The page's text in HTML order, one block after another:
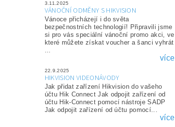
3.11.2025
VÁNOČNÍ ODMĚNY S HIKVISION
Vánoce přicházejí i do světa
bezpečnostních technologií! Připravili jsme
si pro vás speciální vánoční promo akci, ve
které můžete získat voucher a šanci vyhrát
...
více
22.9.2025
HIKVISION VIDEONÁVODY
Jak přidat zařízení Hikvision do vašeho
účtu Hik Connect Jak odpojit zařízení od
účtu Hik-Connect pomocí nástroje SADP
Jak odpojit zařízení od účtu pomocí...
více